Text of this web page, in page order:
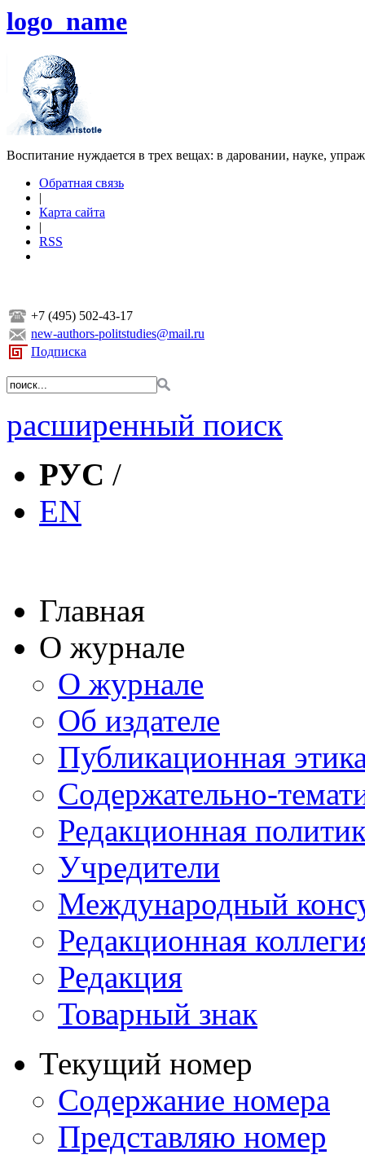
logo_name
Воспитание нуждается в трех вещах: в даровании, науке,
Обратная связь
|
Карта сайта
|
RSS
+7 (495) 502-43-17
new-authors-politstudies@mail.ru
Подписка
расширенный поиск
РУС /
EN
Главная
О журнале
О журнале
Об издателе
Публикационная
Содержательно-
Редакционная
Учредители
Международный
Редакционная
Редакция
Товарный знак
Текущий номер
Содержание номера
Представляю номер